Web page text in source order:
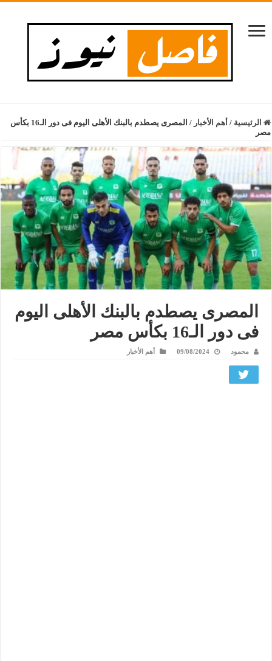
الرئيسية / أهم الأخبار /
المصرى يصطدم بالبنك الأهلى اليوم فى دور الـ16 بكأس
مصر
المصرى يصطدم بالبنك الأهلى اليوم
فى دور الـ16 بكأس مصر
محمود 09/08/2024 أهم الأخبار